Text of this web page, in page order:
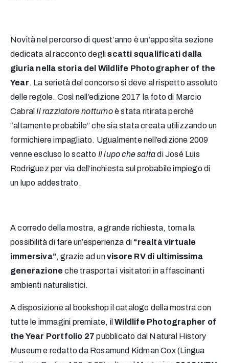
Novità nel percorso di quest’anno è un’apposita sezione
dedicata al racconto degliscatti squalificati dalla
giuria nella storia del Wildlife Photographer of the
Year. La serietà del concorso si deve al rispetto assoluto
delle regole. Così nell’edizione 2017 la foto di Marcio
Cabral Il razziatore notturnoè stata ritirata perché
“altamente probabile” che sia stata creata utilizzando un
formichiere impagliato. Ugualmente nell’edizione 2009
venne escluso lo scatto Il lupo che saltadi José Luis
Rodriguez per via dell’inchiesta sul probabile impiego di
un lupo addestrato.
A corredo della mostra, a grande richiesta, torna la
possibilità di fare un’esperienza di “realtà virtuale
immersiva”, grazie ad unvisore RV di ultimissima
generazione che trasporta i visitatori in affascinanti
ambienti naturalistici.
A disposizione al bookshop il catalogo della mostra con
tutte le immagini premiate, ilWildlife Photographer of
the Year Portfolio 27pubblicato dal Natural History
Museum e redatto da Rosamund Kidman Cox (Lingua